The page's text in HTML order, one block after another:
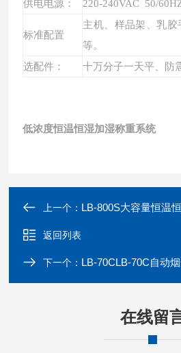
供电电源： 220-240VAC 50/
标准配置
主机、样品架、乳
等。
选配件：
十万分子一天平、防
低浓度恒温恒湿加湿称重系统
上一个： LB-800S大容量恒温
返回列表
下一个： LB-70CLB-70C自动
在线留